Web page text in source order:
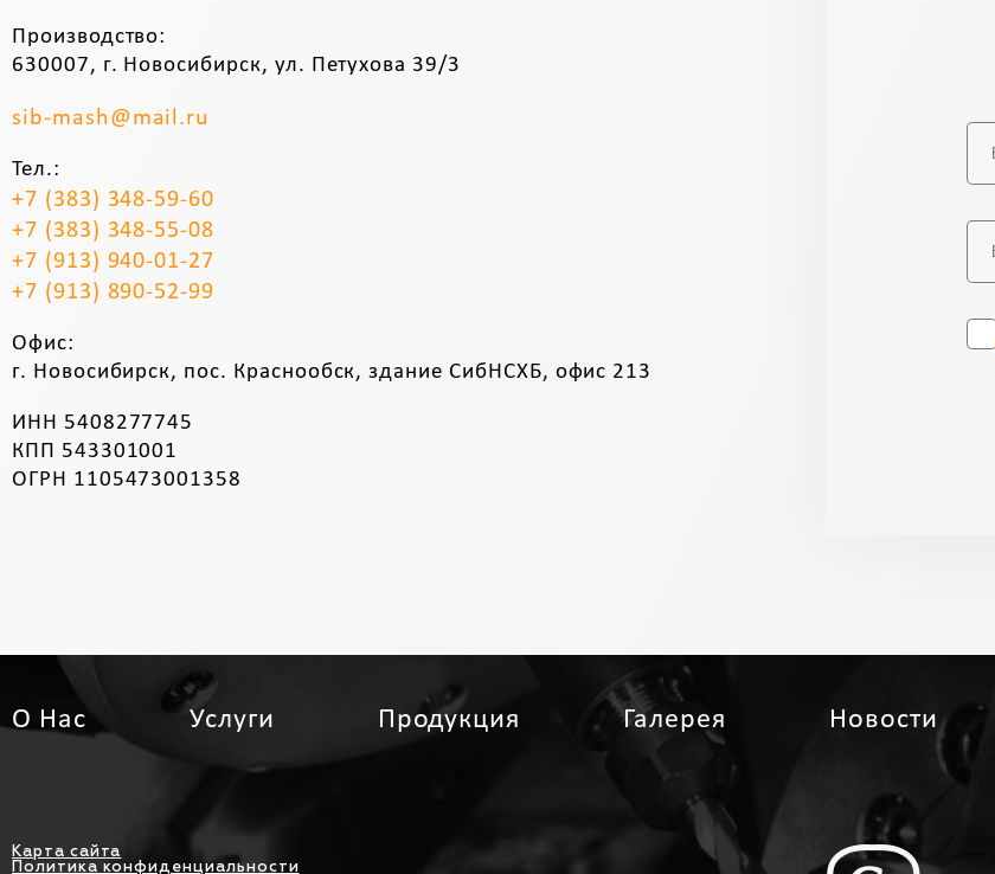
Производство:
630007, г. Новосибирск, ул. Петухова 39/3
sib-mash@mail.ru
Тел.:
+7 (383) 348-59-60
+7 (383) 348-55-08
+7 (913) 940-01-27
+7 (913) 890-52-99
Офис:
г. Новосибирск, пос. Краснообск, здание СибНСХБ, офис 213
ИНН 5408277745
КПП 543301001
ОГРН 1105473001358
О Нас Услуги Продукция Галерея Новости
Карта сайта
Политика конфиденциальности